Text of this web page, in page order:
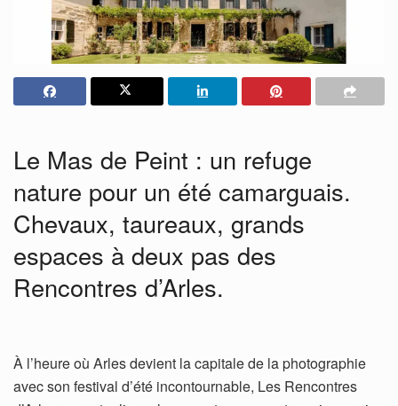
Le Mas de Peint : un refuge
nature pour un été camarguais.
Chevaux, taureaux, grands
espaces à deux pas des
Rencontres d’Arles.
À l’heure où Arles devient la capitale de la photographie
avec son festival d’été incontournable, Les Rencontres